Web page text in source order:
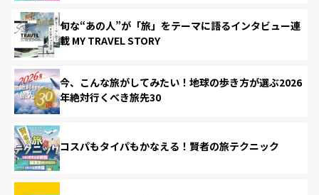
旬な“あの人”が「旅」をテーマに語るインタビュー連
載 MY TRAVEL STORY
今、こんな旅がしてみたい！地球の歩き方が選ぶ2026
年絶対行くべき旅先30
コスパもタイパもかなえる！賢者の旅テクニック